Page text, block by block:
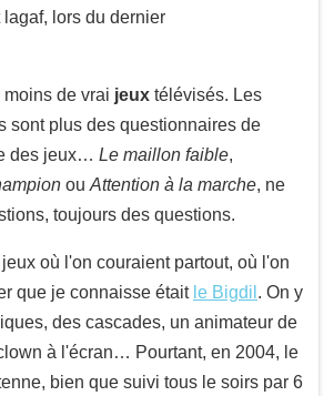
de vrai jeux télévisés. Les
sont plus des questionnaires de
des jeux… Le maillon faible,
ou Attention à la marche, ne
toujours des questions.
où l'on couraient partout, où l'on
que je connaisse était le Bigdil . On y
des cascades, un animateur de
à l'écran… Pourtant, en 2004, le
bien que suivi tous le soirs par 6